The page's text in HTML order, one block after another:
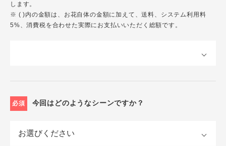
します。
※ ( )内の金額は、お花自体の金額に加えて、送料、システム利用料
5%、消費税を合わせた実際にお支払いいただく総額です。
必須 今回はどのようなシーンですか？